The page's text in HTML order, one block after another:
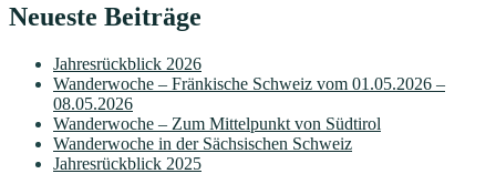
Neueste Beiträge
Jahresrückblick 2026
Wanderwoche – Fränkische Schweiz vom 01.05.2026 –
08.05.2026
Wanderwoche – Zum Mittelpunkt von Südtirol
Wanderwoche in der Sächsischen Schweiz
Jahresrückblick 2025